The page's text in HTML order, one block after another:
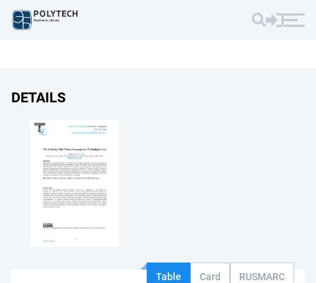
DETAILS
Table Card RUSMARC